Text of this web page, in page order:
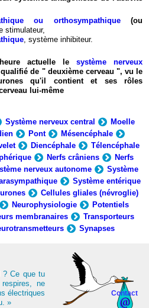
ou orthosympathique(ou
stimulateur,
, système inhibiteur.
actuelle le système nerveux
de " deuxième cerveau ", vu le
qu'il contient et ses rôles
lui-même
Système nerveux central
Moelle
Pont
Mésencéphale
Diencéphale
Télencéphale
Nerfs crâniens
Nerfs
nerveux autonome
Système
Système entérique
Cellules gliales (névroglie)
Neurophysiologie
Potentiels
membranaires
Transporteurs
Synapses
Contact
? Ce que tu
ne
électriques
»